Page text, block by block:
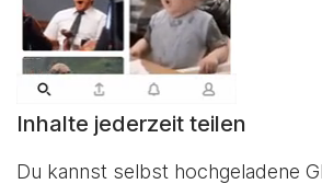
Inhalte jederzeit teilen
Du kannst selbst hochgeladene